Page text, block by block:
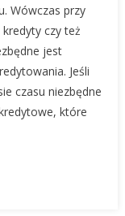
Wówczas przy
czy też
jest
Jeśli
czasu niezbędne
które